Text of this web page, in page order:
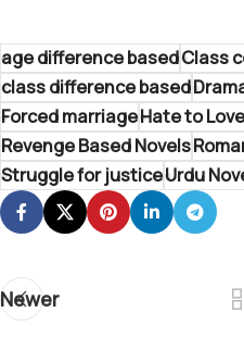
age difference basedClass
class difference based
Forced marriageHate to
Revenge Based Novels
Struggle for justiceUrdu
Newer